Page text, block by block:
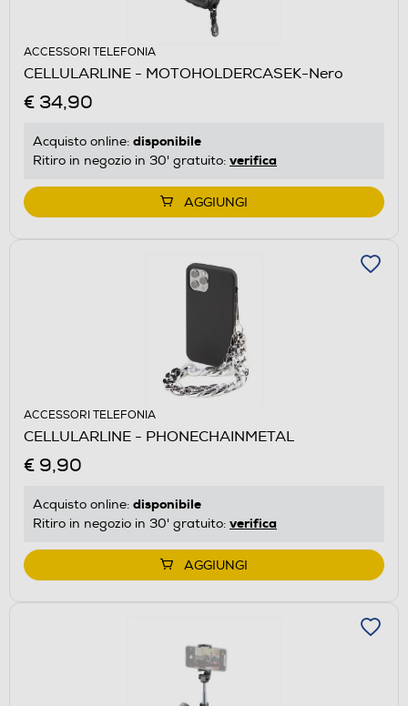
ACCESSORI TELEFONIA
CELLULARLINE - MOTOHOLDERCASEK-Nero
€ 34,90
Acquisto online: disponibile
Ritiro in negozio in 30' gratuito: verifica
AGGIUNGI
ACCESSORI TELEFONIA
CELLULARLINE - PHONECHAINMETAL
€ 9,90
Acquisto online: disponibile
Ritiro in negozio in 30' gratuito: verifica
AGGIUNGI